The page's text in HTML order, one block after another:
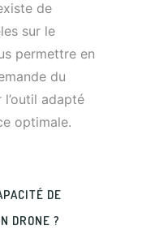
de
sur le
permettre en
du
adapté
optimale.
DE
DRONE ?